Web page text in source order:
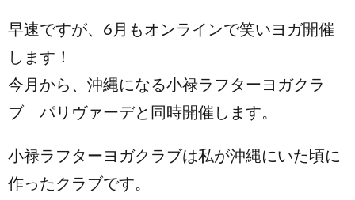
早速ですが、6月もオンラインで笑いヨガ開催
します！
今月から、沖縄になる小禄ラフターヨガクラ
ブ パリヴァーデと同時開催します。
小禄ラフターヨガクラブは私が沖縄にいた頃に
作ったクラブです。